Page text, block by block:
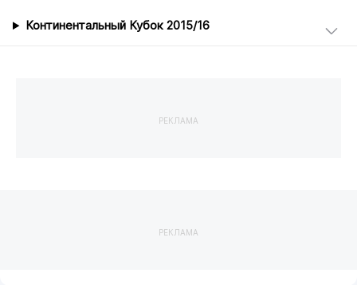
Континентальный Кубок 2015/16
РЕКЛАМА
РЕКЛАМА